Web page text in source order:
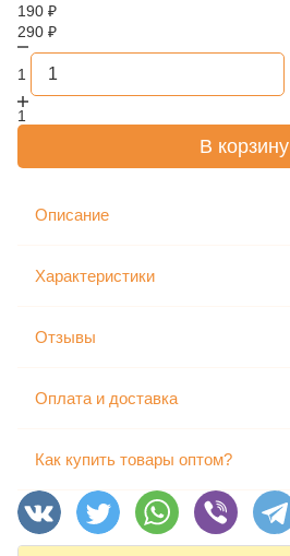
190 ₽
290 ₽
1
1
В корзину
Описание
Характеристики
Отзывы
Оплата и доставка
Как купить товары оптом?